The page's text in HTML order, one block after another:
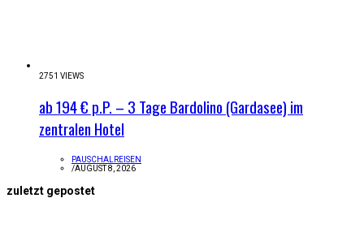
2751 VIEWS
ab 194 € p.P. – 3 Tage Bardolino (Gardasee) im
zentralen Hotel
PAUSCHALREISEN
/AUGUST 8, 2026
zuletzt gepostet